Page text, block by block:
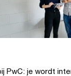
PwC: je wordt